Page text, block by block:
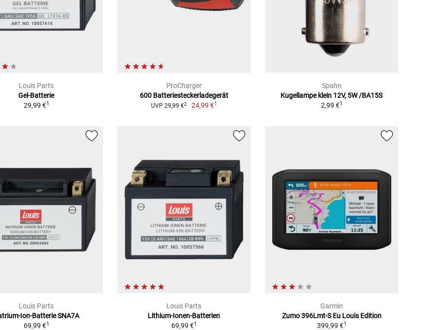
Louis Parts
Gel-Batterie
29,99 €1
ProCharger
600 Batteriesteckerladegerät
UVP 29,99 €2 24,99 €1
Spahn
Kugellampe klein 12V, 5W /BA15S
2,99 €1
Louis Parts
Ion-Batterie SNA7A
69,99 €1
Louis Parts
Lithium-Ionen-Batterien
69,99 €1
Garmin
Zumo 396Lmt-S Eu Louis Edition
399,99 €1